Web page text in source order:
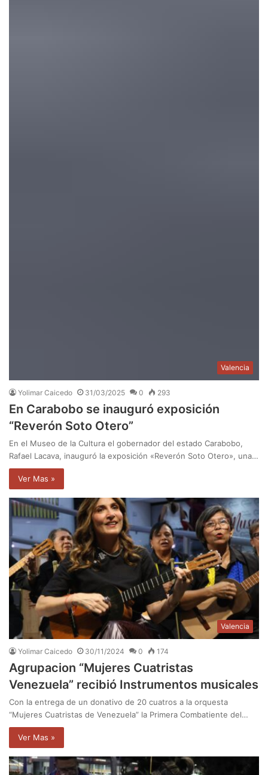
Valencia
Yolimar Caicedo 31/03/2025 0 293
En Carabobo se inauguró exposición
“Reverón Soto Otero”
En el Museo de la Cultura el gobernador del estado Carabobo,
Rafael Lacava, inauguró la exposición «Reverón Soto Otero», una…
Ver Mas »
Valencia
Yolimar Caicedo 30/11/2024 0 174
Agrupacion “Mujeres Cuatristas
Venezuela” recibió Instrumentos musicales
Con la entrega de un donativo de 20 cuatros a la orquesta
“Mujeres Cuatristas de Venezuela” la Primera Combatiente del…
Ver Mas »